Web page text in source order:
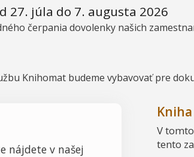
27. júla do 7. augusta 2026
čerpania dovolenky našich
Knihomat budeme vybavovať pre
nájdete v našej
V
tento